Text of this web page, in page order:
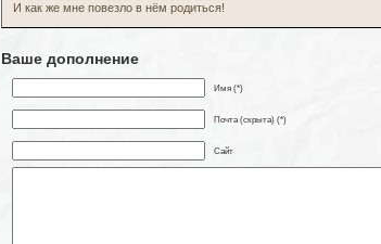
И как же мне повезло в нём родиться!
Ваше дополнение
Имя (*)
Почта (скрыта) (*)
Сайт